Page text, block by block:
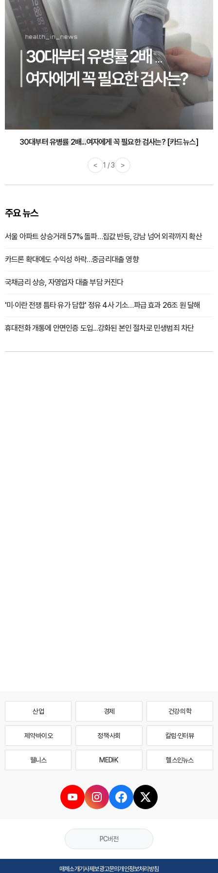
30대부터 유병률 2배...여자에게 꼭 필요한 검사는? [카드뉴스]
< 2 / 3 >
주요 뉴스
서울 아파트 상승거래 57% 돌파…집값 반등, 강남 넘어 외곽까지 확산
카드론 확대에도 수익성 하락…중금리대출 영향
국채금리 상승, 자영업자 대출 부담 커진다
'미·이란 전쟁 틈타 유가 담합' 정유 4사 기소…파급 효과 26조 원 달해
휴대전화 개통에 안면인증 도입...강화된 본인 절차로 민생범죄 차단
산업 경제 건강·의학
제약·바이오 정책·사회 칼럼·인터뷰
웰니스 MEDI·K 헬스인뉴스
PC버전
매체소개기사제보광고문의개인정보처리방침